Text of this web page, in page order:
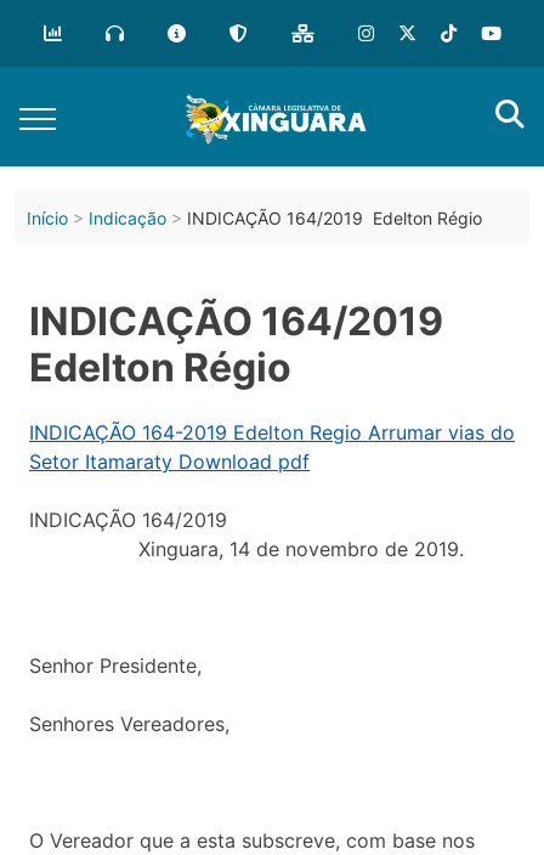
Início Indicação INDICAÇÃO 164/2019 Edelton Régio
INDICAÇÃO 164/2019
Edelton Régio
INDICAÇÃO 164-2019 Edelton Regio Arrumar vias do
Setor Itamaraty Download pdf
INDICAÇÃO 164/2019
Xinguara, 14 de novembro de 2019.
Senhor Presidente,
Senhores Vereadores,
O Vereador que a esta subscreve, com base nos